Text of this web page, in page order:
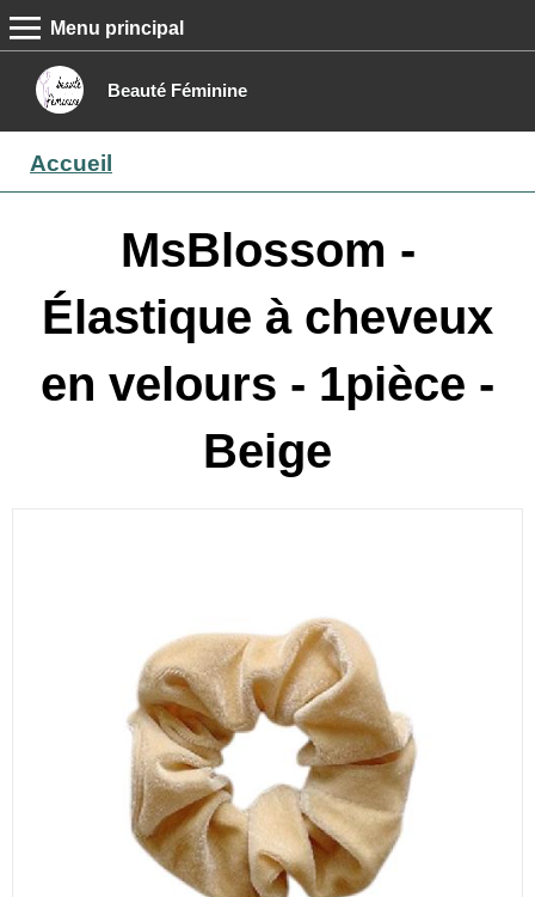
Beauté Féminine
MENU PRINCIPAL
Menu principal
Boutique
Contact
Accueil
MsBlossom -
Élastique à cheveux
en velours - 1pièce -
Beige